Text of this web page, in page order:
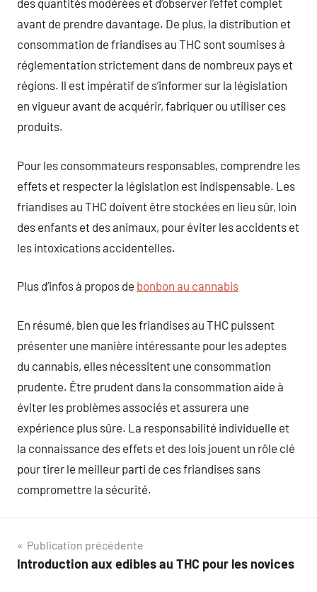
des quantités modérées et d’observer l’effet complet
avant de prendre davantage. De plus, la distribution et
consommation de friandises au THC sont soumises à
réglementation strictement dans de nombreux pays et
régions. Il est impératif de s’informer sur la législation
en vigueur avant de acquérir, fabriquer ou utiliser ces
produits.
Pour les consommateurs responsables, comprendre les
effets et respecter la législation est indispensable. Les
friandises au THC doivent être stockées en lieu sûr, loin
des enfants et des animaux, pour éviter les accidents et
les intoxications accidentelles.
Plus d’infos à propos de bonbon au cannabis
En résumé, bien que les friandises au THC puissent
présenter une manière intéressante pour les adeptes
du cannabis, elles nécessitent une consommation
prudente. Être prudent dans la consommation aide à
éviter les problèmes associés et assurera une
expérience plus sûre. La responsabilité individuelle et
la connaissance des effets et des lois jouent un rôle clé
pour tirer le meilleur parti de ces friandises sans
compromettre la sécurité.
Navigation
de
Publication précédente
Introduction aux edibles au THC pour les novices